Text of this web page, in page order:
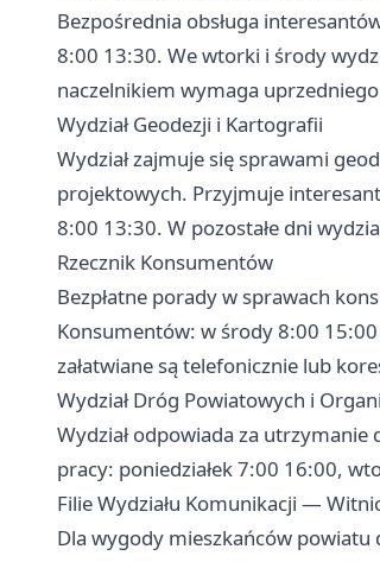
Bezpośrednia obsługa
8:00 13:30. We wtorki i środy
naczelnikiem wymaga
Wydział Geodezji i Kartografii
Wydział zajmuje się sprawami
projektowych. Przyjmuje
8:00 13:30. W pozostałe dni
Rzecznik Konsumentów
Bezpłatne porady w sprawach
Konsumentów: w środy 8:00
załatwiane są telefonicznie lub
Wydział Dróg Powiatowych i
Wydział odpowiada za
pracy: poniedziałek 7:00 16:00,
Filie Wydziału Komunikacji —
Dla wygody mieszkańców powiatu